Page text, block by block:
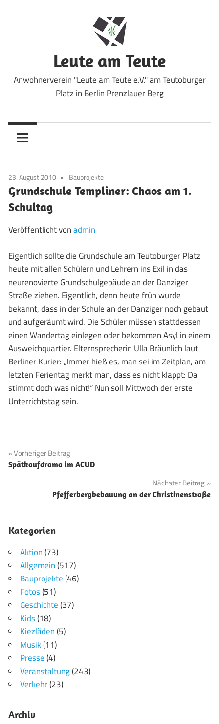
Leute am Teute
Anwohnerverein "Leute am Teute e.V." am Teutoburger
Platz in Berlin Prenzlauer Berg
23. August 2010 Bauprojekte
Grundschule Templiner: Chaos am 1.
Schultag
Veröffentlicht vonadmin
Eigentlich sollte die Grundschule am Teutoburger Platz
heute mit allen Schülern und Lehrern ins Exil in das
neurenovierte Grundschulgebäude an der Danziger
Straße ziehen. Eigentlich, denn heute früh wurde
bekannt, dass in der Schule an der Danziger noch gebaut
und aufgeräumt wird. Die Schüler müssen stattdessen
einen Wandertag einlegen oder bekommen Asyl in einem
Ausweichquartier. Elternsprecherin Ulla Bräunlich laut
Berliner Kurier: „Immer hieß es, man sei im Zeitplan, am
letzten Ferientag merkt man, dass es nicht klappt: Da
stimmt doch was nicht!“ Nun soll Mittwoch der erste
Unterrichtstag sein.
Beitragsnavigation
Vorheriger Beitrag
Spätkaufdrama im ACUD
Nächster Beitrag
Pfefferbergbebauung an der Christinenstraße
Kategorien
Aktion(73)
Allgemein(517)
Bauprojekte(46)
Fotos(51)
Geschichte(37)
Kids(18)
Kiezläden(5)
Musik(11)
Presse(4)
Veranstaltung(243)
Verkehr(23)
Archiv